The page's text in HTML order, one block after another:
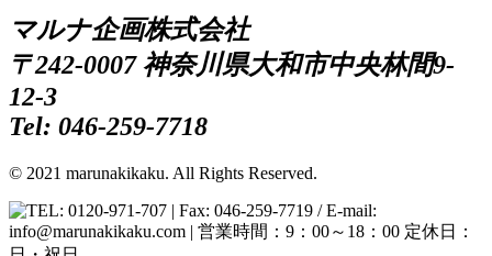
マルナ企画株式会社
〒242-0007 神奈川県大和市中央林間9-
12-3
Tel: 046-259-7718
© 2021 marunakikaku. All Rights Reserved.